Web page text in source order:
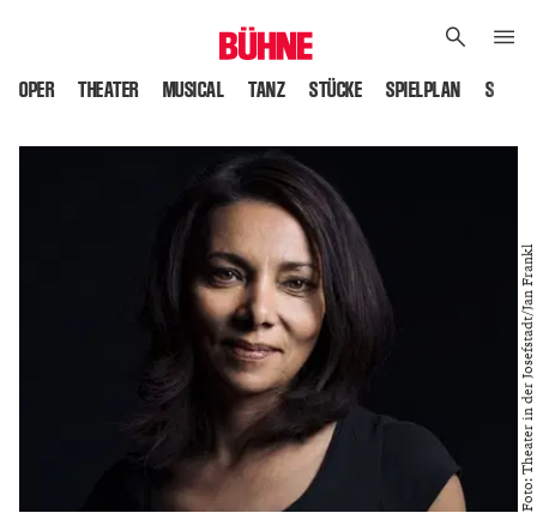
OPER THEATER MUSICAL TANZ STÜCKE SPIELPLAN
Foto: Theater in der Josefstadt/Jan Frankl